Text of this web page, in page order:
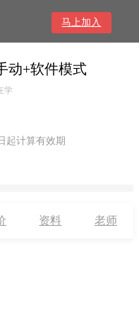
马上加入
动+软件模式
学
起计算有效期
资料 老师